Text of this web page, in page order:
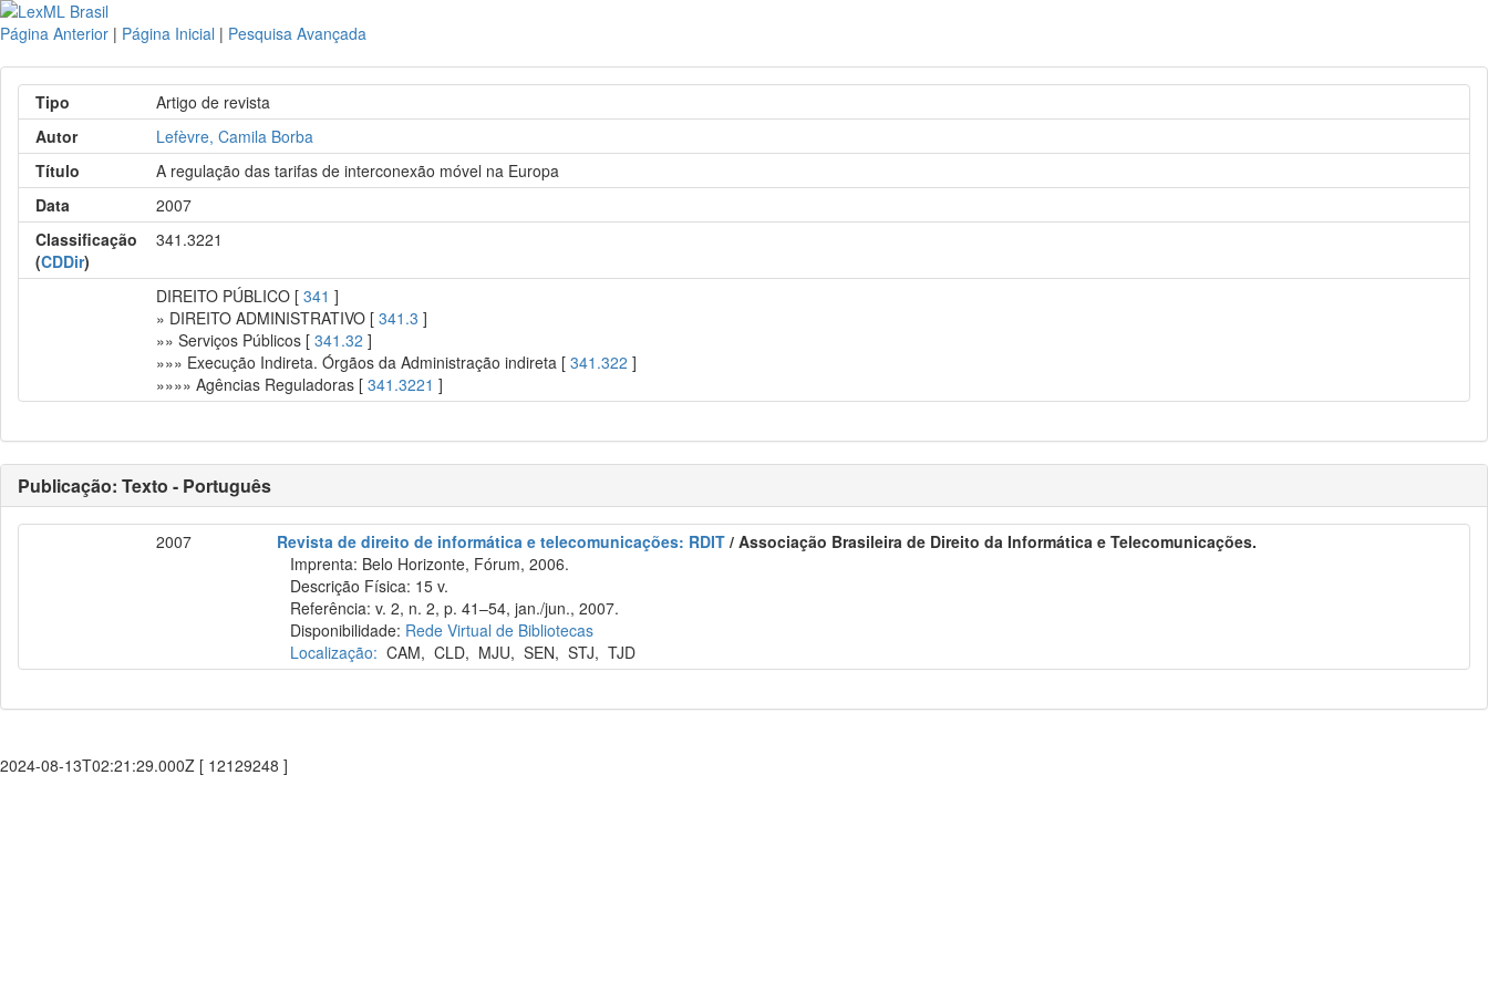
Página Anterior | Página Inicial | Pesquisa Avançada
Tipo
Artigo de revista
Autor
Lefèvre, Camila Borba
Título
A regulação das tarifas de interconexão móvel na Europa
Data
2007
Classificação
(CDDir)
341.3221
DIREITO PÚBLICO [341 ]
» DIREITO ADMINISTRATIVO [341.3 ]
»» Serviços Públicos [341.32 ]
»»» Execução Indireta. Órgãos da Administração indireta [341.322 ]
»»»» Agências Reguladoras [341.3221 ]
Publicação: Texto - Português
2007 Revista de direito de informática e telecomunicações: RDIT / Associação Brasileira de Direito da Informática e Telecomunicações.
Imprenta: Belo Horizonte, Fórum, 2006.
Descrição Física: 15 v.
Referência: v. 2, n. 2, p. 41–54, jan./jun., 2007.
Disponibilidade: Rede Virtual de Bibliotecas
Localização: CAM,CLD, MJU,SEN,STJ,TJD
2024-08-13T02:21:29.000Z [ 12129248 ]